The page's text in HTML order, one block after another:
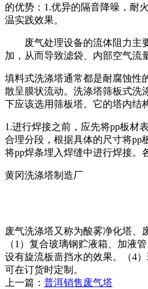
的优势：1.优异的隔音降噪，耐
温实践效果。
废气处理设备的流体阻力主要
加，从而导致滤袋、内部空气流
填料式洗涤塔通常都是耐腐蚀性
散呈膜状流动。洗涤塔筛板式洗
下应该选用筛板塔。它的塔内结
1.进行焊接之前，应先将pp板材
合理分段，根据具体的尺寸将pp
将pp焊条埋入焊缝中进行焊接。
黄冈洗涤塔制造厂
废气洗涤塔又称为酸雾净化塔、
（1）复合玻璃钢贮液箱、加液
设有旋流板啬挡水的效果。（4
可在订货时定制。
上一篇： 普洱销售废气塔